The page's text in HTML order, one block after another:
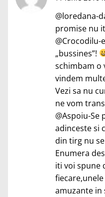
@loredana-
promise nu
@Crocodilu-
„bussines”!
schimbam o
vindem
Vezi sa nu
ne vom
@Aspoiu-Se
adinceste si
din tirg nu
Enumera
iti voi spune
amuzante